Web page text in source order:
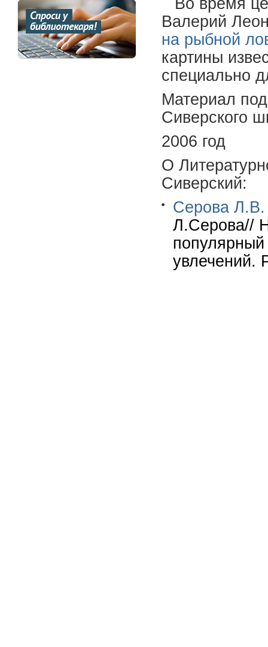
Во время
Валерий
на рыбной
картины
специально
Материал
Сиверского
2006 год
О
Сиверский:
Серова Л.В.
Л.Серова//
увлечений.